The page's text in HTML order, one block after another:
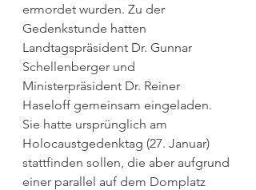
ermordet wurden. Zu der
Gedenkstunde hatten
Landtagspräsident Dr. Gunnar
Schellenberger und
Ministerpräsident Dr. Reiner
Haseloff gemeinsam eingeladen.
Sie hatte ursprünglich am
Holocaustgedenktag (27. Januar)
stattfinden sollen, die aber aufgrund
einer parallel auf dem Domplatz